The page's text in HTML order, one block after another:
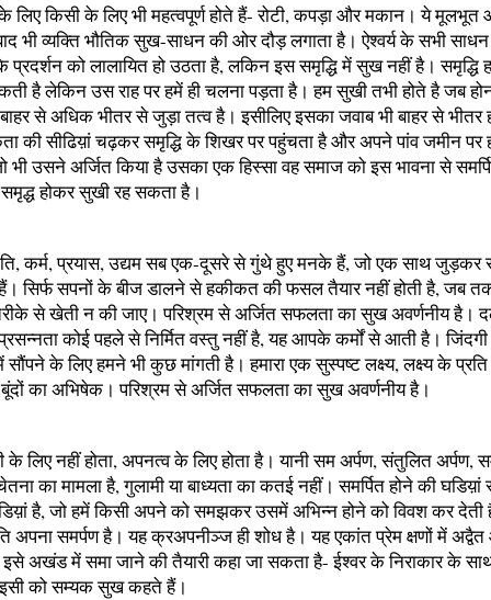
लिए किसी के लिए भी महत्वपूर्ण होते हैं- रोटी, कपड़ा और मकान। ये
भी व्यक्ति भौतिक सुख-साधन की ओर दौड़ लगाता है। ऐश्वर्य के सभी
प्रदर्शन को लालायित हो उठता है, लकिन इस समृद्धि में सुख नहीं है। समृद्धि
है लेकिन उस राह पर हमें ही चलना पड़ता है। हम सुखी तभी होते है जब
से अधिक भीतर से जुड़ा तत्व है। इसीलिए इसका जवाब भी बाहर से भीतर
की सीढिय़ां चढ़कर समृद्धि के शिखर पर पहुंचता है और अपने पांव जमीन पर
भी उसने अर्जित किया है उसका एक हिस्सा वह समाज को इस भावना से
होकर सुखी रह सकता है।
कर्म, प्रयास, उद्यम सब एक-दूसरे से गुंथे हुए मनके हैं, जो एक साथ
हैं। सिर्फ सपनों के बीज डालने से हकीकत की फसल तैयार नहीं होती है, जब
से खेती न की जाए। परिश्रम से अर्जित सफलता का सुख अवर्णनीय है।
कोई पहले से निर्मित वस्तु नहीं है, यह आपके कर्मों से आती है।
के लिए हमने भी कुछ मांगती है। हमारा एक सुस्पष्ट लक्ष्य, लक्ष्य के प्रति
का अभिषेक। परिश्रम से अर्जित सफलता का सुख अवर्णनीय है।
के लिए नहीं होता, अपनत्व के लिए होता है। यानी सम अर्पण, संतुलित अर्पण,
का मामला है, गुलामी या बाध्यता का कतई नहीं। समर्पित होने की घडिय़ां
है, जो हमें किसी अपने को समझकर उसमें अभिन्न होने को विवश कर देती
अपना समर्पण है। यह क्रअपनीञ्ज ही शोध है। यह एकांत प्रेम क्षणों में अद्वैत
इसे अखंड में समा जाने की तैयारी कहा जा सकता है- ईश्वर के निराकार के
इसी को सम्यक सुख कहते हैं।